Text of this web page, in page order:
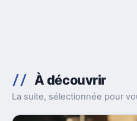
À découvrir
La suite, sélectionnée pour